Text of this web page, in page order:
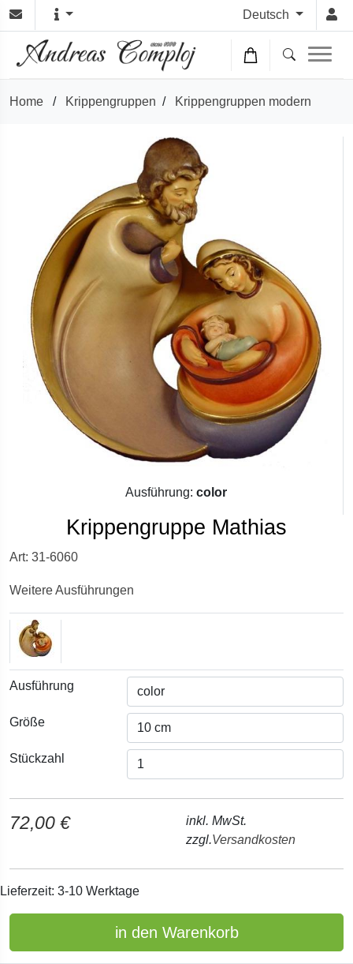
Deutsch
Home / Krippengruppen / Krippengruppen modern
Ausführung: color
Krippengruppe Mathias
Art: 31-6060
Weitere Ausführungen
Ausführung
Größe
Stückzahl
72,00 €
inkl. MwSt.
zzgl.Versandkosten
Lieferzeit: 3-10 Werktage
in den Warenkorb